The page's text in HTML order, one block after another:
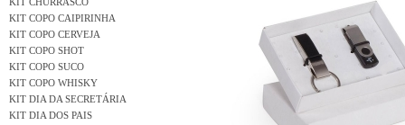
KIT COPO CAIPIRINHA
KIT COPO CERVEJA
KIT COPO SHOT
KIT COPO SUCO
KIT COPO WHISKY
KIT DIA DA SECRETÁRIA
KIT DIA DOS PAIS